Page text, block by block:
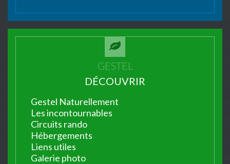
GESTEL
DÉCOUVRIR
Gestel Naturellement
Les incontournables
Circuits rando
Hébergements
Liens utiles
Galerie photo